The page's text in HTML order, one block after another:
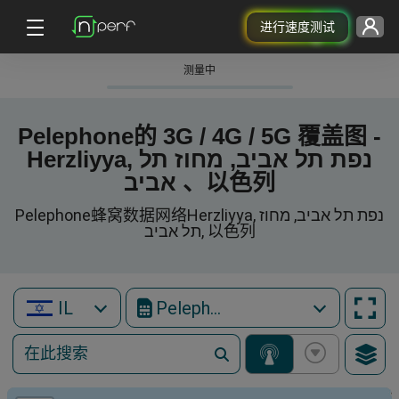
进行速度测试
测量中
Pelephone的 3G / 4G / 5G 覆盖图 -
Herzliyya, נפת תל אביב, מחוז תל
אביב 、以色列
Pelephone蜂窝数据网络Herzliyya, נפת תל אביב, מחוז
תל אביב, 以色列
IL Pelephone